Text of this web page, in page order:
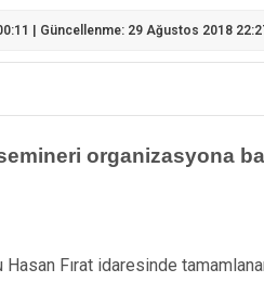
| Güncellenme: 29 Ağustos 2018
organizasyona
Fırat idaresinde